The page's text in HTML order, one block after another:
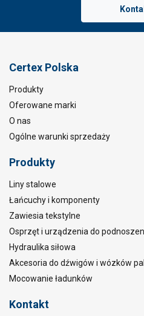
Certex Polska
Produkty
Oferowane marki
O nas
Ogólne warunki sprzedaży
Produkty
Liny stalowe
Łańcuchy i komponenty
Zawiesia tekstylne
Osprzęt i urządzenia do
Hydraulika siłowa
Akcesoria do dźwigów i wózków
Mocowanie ładunków
Kontakt